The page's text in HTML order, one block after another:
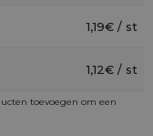
1,19€ / st
1,12€ / st
toevoegen om een